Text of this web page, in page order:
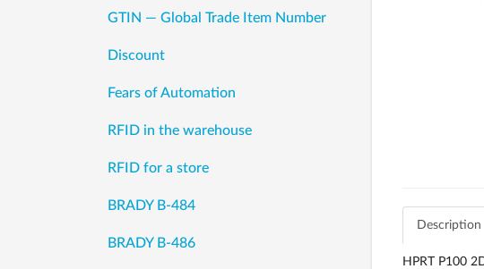
Description
HPRT P100
GTIN — Global Trade Item Number
Discount
Fears of Automation
RFID in the warehouse
RFID for a store
BRADY B-484
BRADY B-486